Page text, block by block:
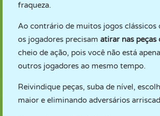
fraqueza.
Ao contrário de muitos jogos
os jogadores precisam atirar nas peças
cheio de ação, pois você não está
outros jogadores ao mesmo tempo.
Reivindique peças, suba de nível,
maior e eliminando adversários